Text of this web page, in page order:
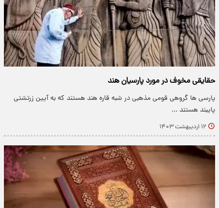
حقایقی مخوف در مورد پارسیان هند
پارسی ها گروهی قومی مذهبی در شبه قاره هند هستند که به آیین زرتشتی
پایبند هستند ...
۱۲ اردیبهشت ۱۴۰۳